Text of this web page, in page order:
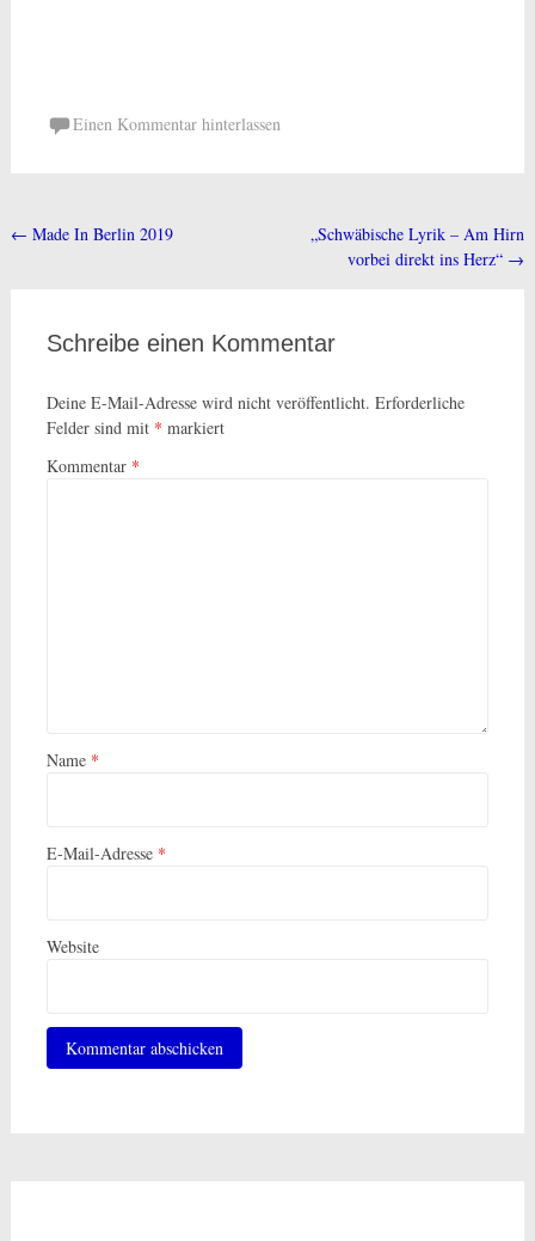
Einen Kommentar hinterlassen
Beitragsnavigation
← Made In Berlin 2019
„Schwäbische Lyrik – Am Hirn
vorbei direkt ins Herz“ →
Schreibe einen Kommentar
Deine E-Mail-Adresse wird nicht veröffentlicht. Erforderliche
Felder sind mit * markiert
Kommentar *
Name *
E-Mail-Adresse *
Website